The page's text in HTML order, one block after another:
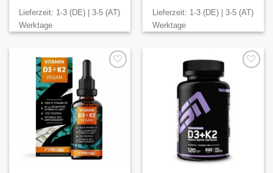
Lieferzeit: 1-3 (DE) | 3-5 (AT)
Werktage
Lieferzeit: 1-3 (DE) | 3-5 (AT)
Werktage
Wunschliste